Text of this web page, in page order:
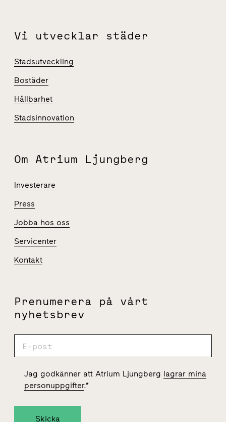
Vi utvecklar städer
Stadsutveckling
Bostäder
Hållbarhet
Stadsinnovation
Om Atrium Ljungberg
Investerare
Press
Jobba hos oss
Servicenter
Kontakt
Prenumerera på vårt
nyhetsbrev
Jag godkänner att Atrium Ljungberg lagrar mina
personuppgifter.*